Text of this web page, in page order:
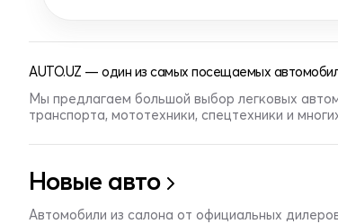
AUTO.UZ — один из самых посещаемых
Мы предлагаем большой выбор легковых
транспорта, мототехники, спецтехники и
Новые авто
Автомобили из салона от официальных